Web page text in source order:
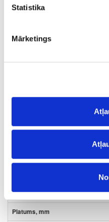
Statistika
Mārketings